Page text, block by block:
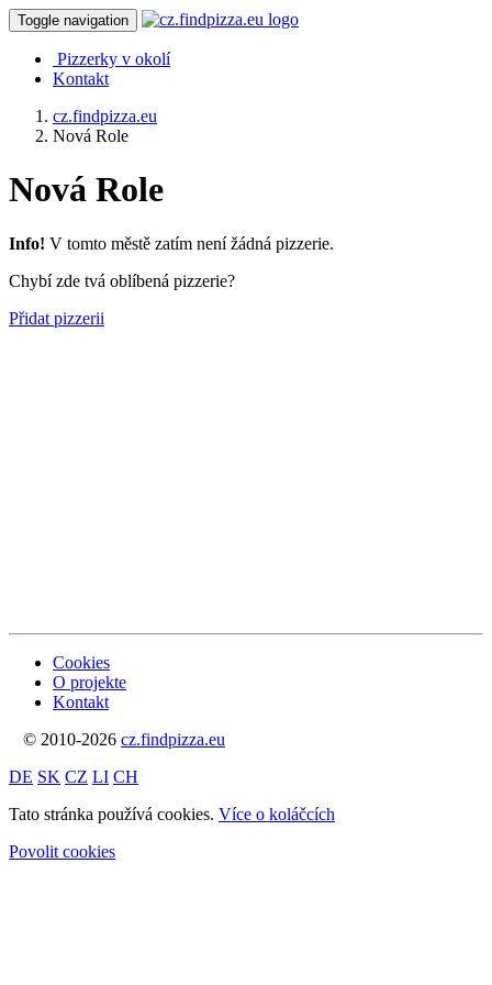
Toggle navigation
Pizzerky v okolí
Kontakt
cz.findpizza.eu
Nová Role
Nová Role
Info! V tomto městě zatím není žádná pizzerie.
Chybí zde tvá oblíbená pizzerie?
Přidat pizzerii
Cookies
O projekte
Kontakt
© 2010-2026 cz.findpizza.eu
DE SK CZ LI CH
Tato stránka používá cookies. Více o koláčcích
Povolit cookies